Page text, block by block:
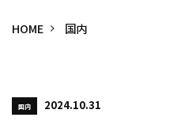
HOME 国内
国内 2024.10.31